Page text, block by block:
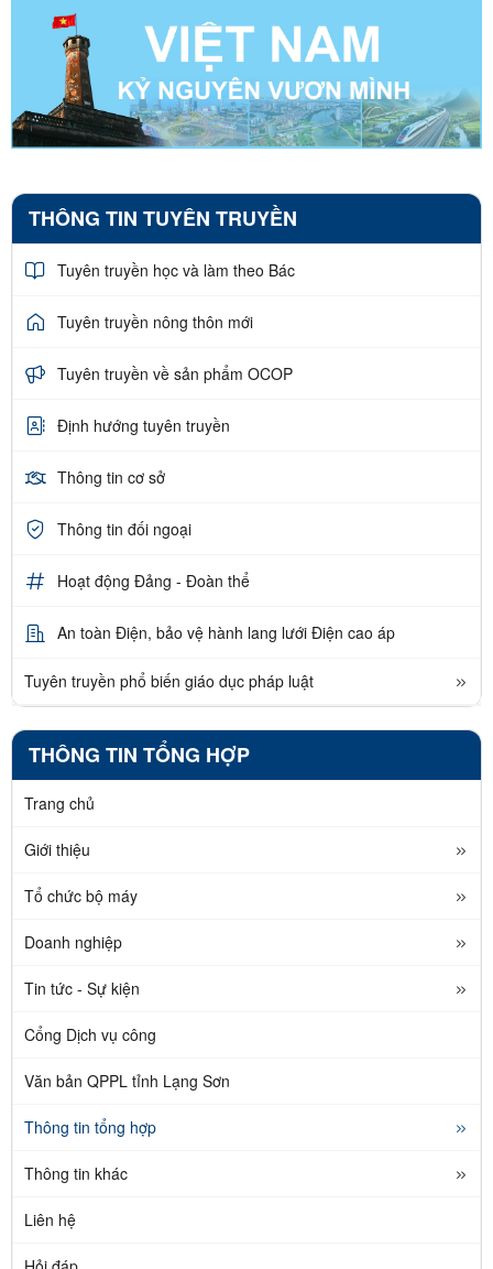
THÔNG TIN TUYÊN TRUYỀN
Tuyên truyền học và làm theo Bác
Tuyên truyền nông thôn mới
Tuyên truyền về sản phẩm OCOP
Định hướng tuyên truyền
Thông tin cơ sở
Thông tin đối ngoại
Hoạt động Đảng - Đoàn thể
An toàn Điện, bảo vệ hành lang lưới Điện cao áp
Tuyên truyền phổ biến giáo dục pháp luật
THÔNG TIN TỔNG HỢP
Trang chủ
Giới thiệu
Tổ chức bộ máy
Doanh nghiệp
Tin tức - Sự kiện
Cổng Dịch vụ công
Văn bản QPPL tỉnh Lạng Sơn
Thông tin tổng hợp
Thông tin khác
Liên hệ